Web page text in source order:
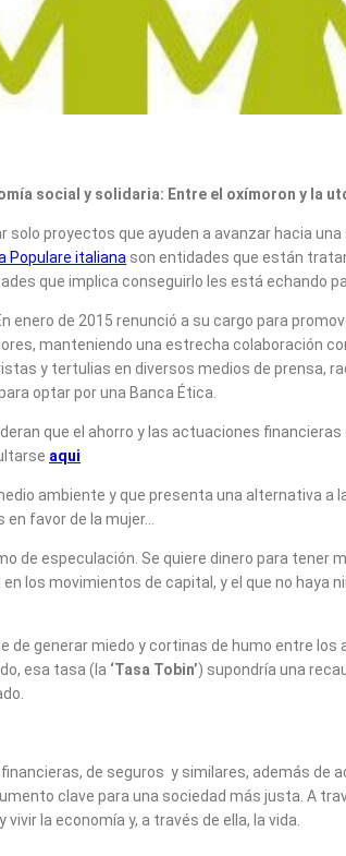
social y solidaria: Entre el oxímoron y la
proyectos que ayuden a avanzar hacia
Populare italiana son entidades que están
que implica conseguirlo les está echando
enero de 2015 renunció a su cargo para
manteniendo una estrecha colaboración
y tertulias en diversos medios de prensa,
optar por una Banca Ética.
que el ahorro y las actuaciones
aqui
ambiente y que presenta una alternativa a
favor de la mujer…
de especulación. Se quiere dinero para tener
los movimientos de capital, y el que no haya
de generar miedo y cortinas de humo entre
esa tasa (la ‘Tasa Tobin’) supondría una
de seguros y similares, además de
clave para una sociedad más justa. A
la economía y, a través de ella, la vida.